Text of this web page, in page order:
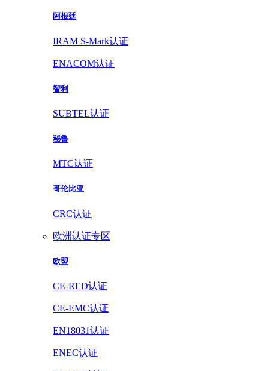
阿根廷
IRAM S-Mark认证
ENACOM认证
智利
SUBTEL认证
秘鲁
MTC认证
哥伦比亚
CRC认证
欧洲认证专区
欧盟
CE-RED认证
CE-EMC认证
EN18031认证
ENEC认证